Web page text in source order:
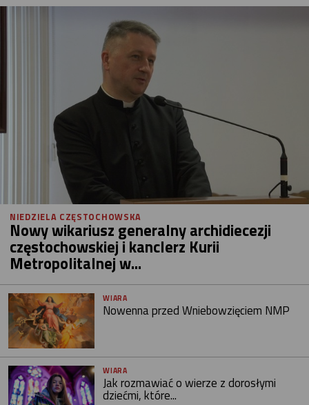
NIEDZIELA CZĘSTOCHOWSKA
Nowy wikariusz generalny archidiecezji
częstochowskiej i kanclerz Kurii
Metropolitalnej w...
WIARA
Nowenna przed Wniebowzięciem NMP
WIARA
Jak rozmawiać o wierze z dorosłymi
dziećmi, które...